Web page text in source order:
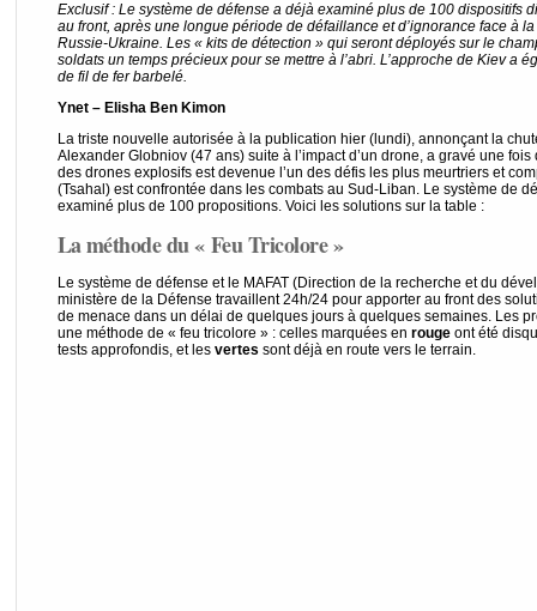
Exclusif : Le système de défense a déjà examiné plus de 100 dispositifs
au front, après une longue période de défaillance et d’ignorance face à
Russie-Ukraine. Les « kits de détection » qui seront déployés sur le
soldats un temps précieux pour se mettre à l’abri. L’approche de Kiev a
de fil de fer barbelé.
Ynet – Elisha Ben Kimon
La triste nouvelle autorisée à la publication hier (lundi), annonçant la
Alexander Globniov (47 ans) suite à l’impact d’un drone, a gravé une
des drones explosifs est devenue l’un des défis les plus meurtriers et
(Tsahal) est confrontée dans les combats au Sud-Liban. Le système de
examiné plus de 100 propositions. Voici les solutions sur la table :
La méthode du « Feu Tricolore »
Le système de défense et le MAFAT (Direction de la recherche et du
ministère de la Défense travaillent 24h/24 pour apporter au front des
de menace dans un délai de quelques jours à quelques semaines. Les
une méthode de « feu tricolore » : celles marquées en rougeont été
tests approfondis, et les vertes sont déjà en route vers le terrain.